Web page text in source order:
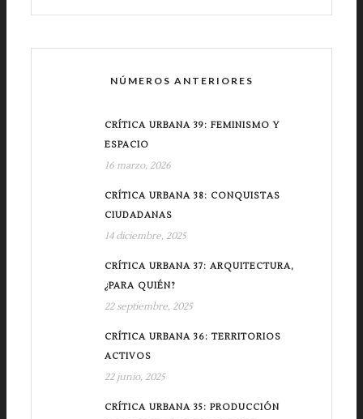
NÚMEROS ANTERIORES
CRÍTICA URBANA 39: FEMINISMO Y
ESPACIO
16 marzo, 2026
CRÍTICA URBANA 38: CONQUISTAS
CIUDADANAS
14 diciembre, 2025
CRÍTICA URBANA 37: ARQUITECTURA,
¿PARA QUIÉN?
22 septiembre, 2025
CRÍTICA URBANA 36: TERRITORIOS
ACTIVOS
22 junio, 2025
CRÍTICA URBANA 35: PRODUCCIÓN